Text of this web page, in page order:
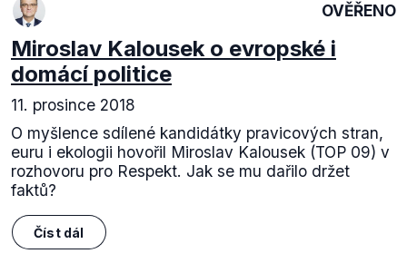
OVĚŘENO
Miroslav Kalousek o evropské i
domácí politice
11. prosince 2018
O myšlence sdílené kandidátky pravicových stran,
euru i ekologii hovořil Miroslav Kalousek (TOP 09) v
rozhovoru pro Respekt. Jak se mu dařilo držet
faktů?
Číst dál